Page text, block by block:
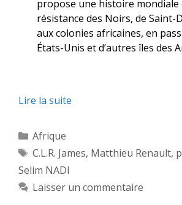
propose une histoire mondiale
résistance des Noirs, de Saint-
aux colonies africaines, en
États-Unis et d’autres îles des
Lire la suite
Catégories
Afrique
Étiquettes
C.L.R. James, Matthieu Renault,
Selim NADI
Laisser un commentaire